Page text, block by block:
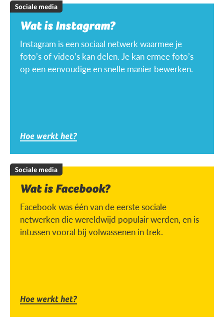
Sociale media
Wat is Instagram?
Instagram is een sociaal netwerk waarmee je
foto’s of video’s kan delen. Je kan ermee foto’s
op een eenvoudige en snelle manier bewerken.
Hoe werkt het?
Sociale media
Wat is Facebook?
Facebook was één van de eerste sociale
netwerken die wereldwijd populair werden, en is
intussen vooral bij volwassenen in trek.
Hoe werkt het?